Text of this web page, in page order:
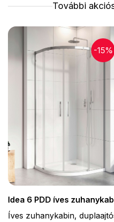
További
-15%
Idea 6 PDD íves
Íves zuhanykabin,